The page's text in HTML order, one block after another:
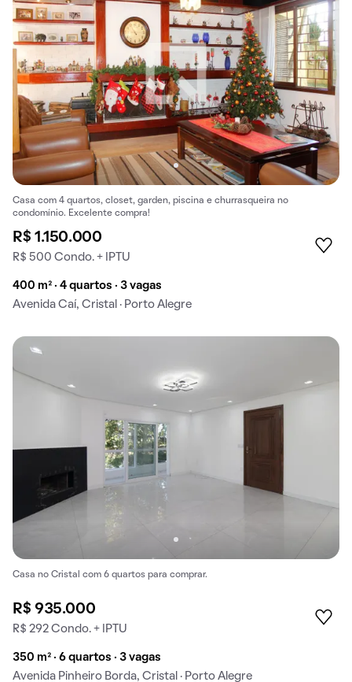
Casa com 4 quartos, closet, garden, piscina e churrasqueira no
condomínio. Excelente compra!
R$ 1.150.000
R$ 500 Condo. + IPTU
400 m² · 4 quartos · 3 vagas
Avenida Caí, Cristal · Porto Alegre
Casa no Cristal com 6 quartos para comprar.
R$ 935.000
R$ 292 Condo. + IPTU
350 m² · 6 quartos · 3 vagas
Avenida Pinheiro Borda, Cristal · Porto Alegre